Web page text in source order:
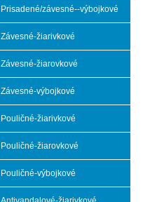
Prisadené/závesné--výbojkové
Závesné-žiarivkové
Závesné-žiarovkové
Závesné-výbojkové
Pouličné-žiarivkové
Pouličné-žiarovkové
Pouličné-výbojkové